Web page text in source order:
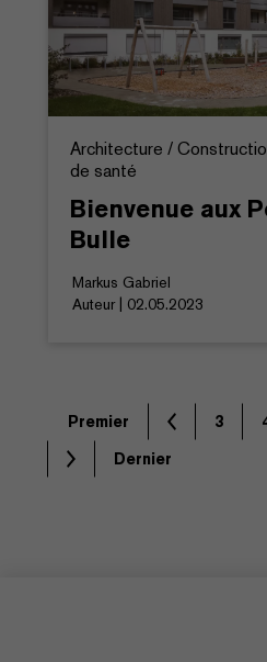
Architecture /
de santé
Bienvenue aux
Bulle
Markus Gabriel
Auteur | 02.05.2023
Premier 3
Dernier